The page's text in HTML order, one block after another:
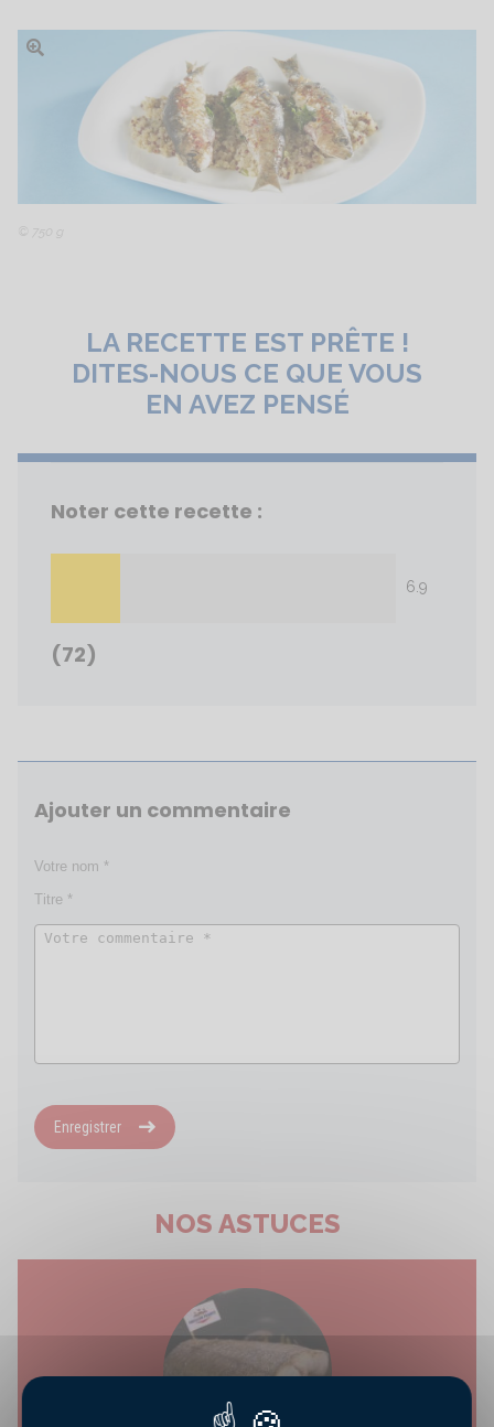
Ouvrir l'image
LA RECETTE EST PRÊTE !
DITES-NOUS CE QUE VOUS
EN AVEZ PENSÉ
Noter cette recette :
6.9
(72)
Ajouter un commentaire
Enregistrer
NOS ASTUCES